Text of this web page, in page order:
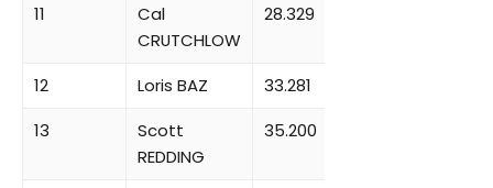
11
Cal
CRUTCHLOW
28.329
12 Loris BAZ
33.281
13
Scott
REDDING
35.200